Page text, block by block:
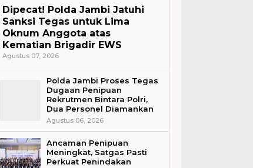
Dipecat! Polda Jambi Jatuhi
Sanksi Tegas untuk Lima
Oknum Anggota atas
Kematian Brigadir EWS
Agustus 07, 2026
Polda Jambi Proses Tegas
Dugaan Penipuan
Rekrutmen Bintara Polri,
Dua Personel Diamankan
Agustus 06, 2026
Ancaman Penipuan
Meningkat, Satgas Pasti
Perkuat Penindakan